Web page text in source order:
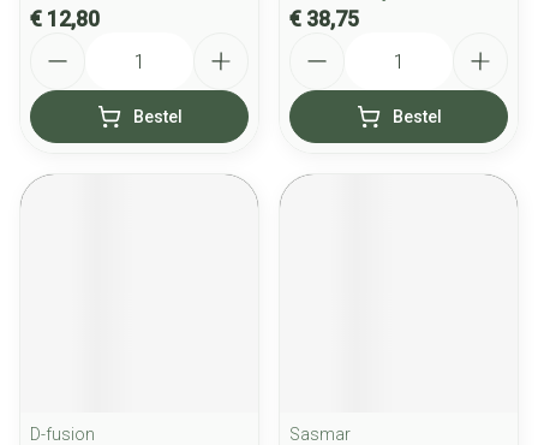
€ 12,80
Bestel
€ 38,75
Bestel
D-fusion
Sasmar